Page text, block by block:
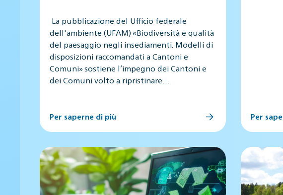
La pubblicazione del Ufficio federale
dell'ambiente (UFAM) «Biodiversità e qualità
del paesaggio negli insediamenti. Modelli di
disposizioni raccomandati a Cantoni e
Comuni» sostiene l’impegno dei Cantoni e
dei Comuni volto a ripristinare…
Per saperne di più Per